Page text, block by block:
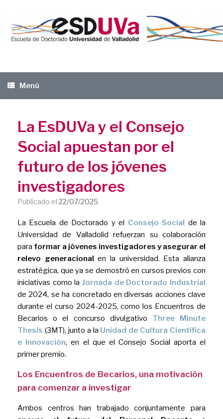
contenido
Menú
La EsDUVa y el Consejo
Social apuestan por el
futuro de los jóvenes
investigadores
Publicado el 22/07/2025
La Escuela de Doctorado y el Consejo Social de la
Universidad de Valladolid refuerzan su colaboración
para formar a jóvenes investigadores y asegurar el
relevo generacional en la universidad. Esta alianza
estratégica, que ya se demostró en cursos previos con
iniciativas como la Jornada de Doctorado Industrial
de 2024, se ha concretado en diversas acciones clave
durante el curso 2024-2025, como los Encuentros de
Becarios o el concurso divulgativo Three Minute
Thesis (3MT), junto a la Unidad de Cultura Científica
e Innovación, en el que el Consejo Social aporta el
primer premio.
Los Encuentros de Becarios, una motivación
para comenzar a investigar
Ambos centros han trabajado conjuntamente para